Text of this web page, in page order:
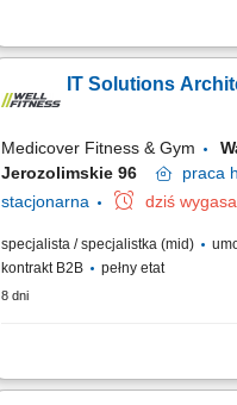
Projektowanie i rozwój architektury
projektów w zakresie definiowania
technologicznych oraz standardów
oraz...
IT Solutions
Medicover Fitness & Gym
Jerozolimskie 96
praca
stacjonarna
dziś wygasa
specjalista / specjalistka (mid)
kontrakt B2B
pełny etat
8 dni
Poszukiwany doświadczony i